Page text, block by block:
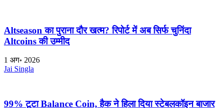
Altseason का पुराना दौर खत्म? रिपोर्ट में अब सिर्फ चुनिंदा
Altcoins की उम्मीद
1 अग॰ 2026
Jai Singla
99% टूटा Balance Coin, हैक ने हिला दिया स्टेबलकॉइन बाजार